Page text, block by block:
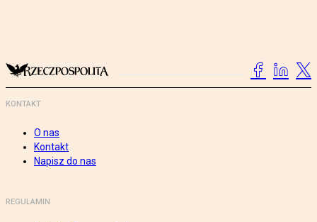
KONTAKT
O nas
Kontakt
Napisz do nas
REGULAMIN